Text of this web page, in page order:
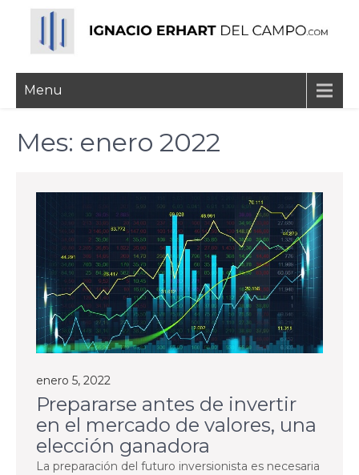
content
Ignacio Erhart del
Campo
Menu
Mes: enero 2022
enero 5, 2022
Prepararse antes de invertir
en el mercado de valores, una
elección ganadora
La preparación del futuro inversionista es necesaria